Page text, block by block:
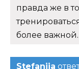
правда же в
более важной.
Stefanija